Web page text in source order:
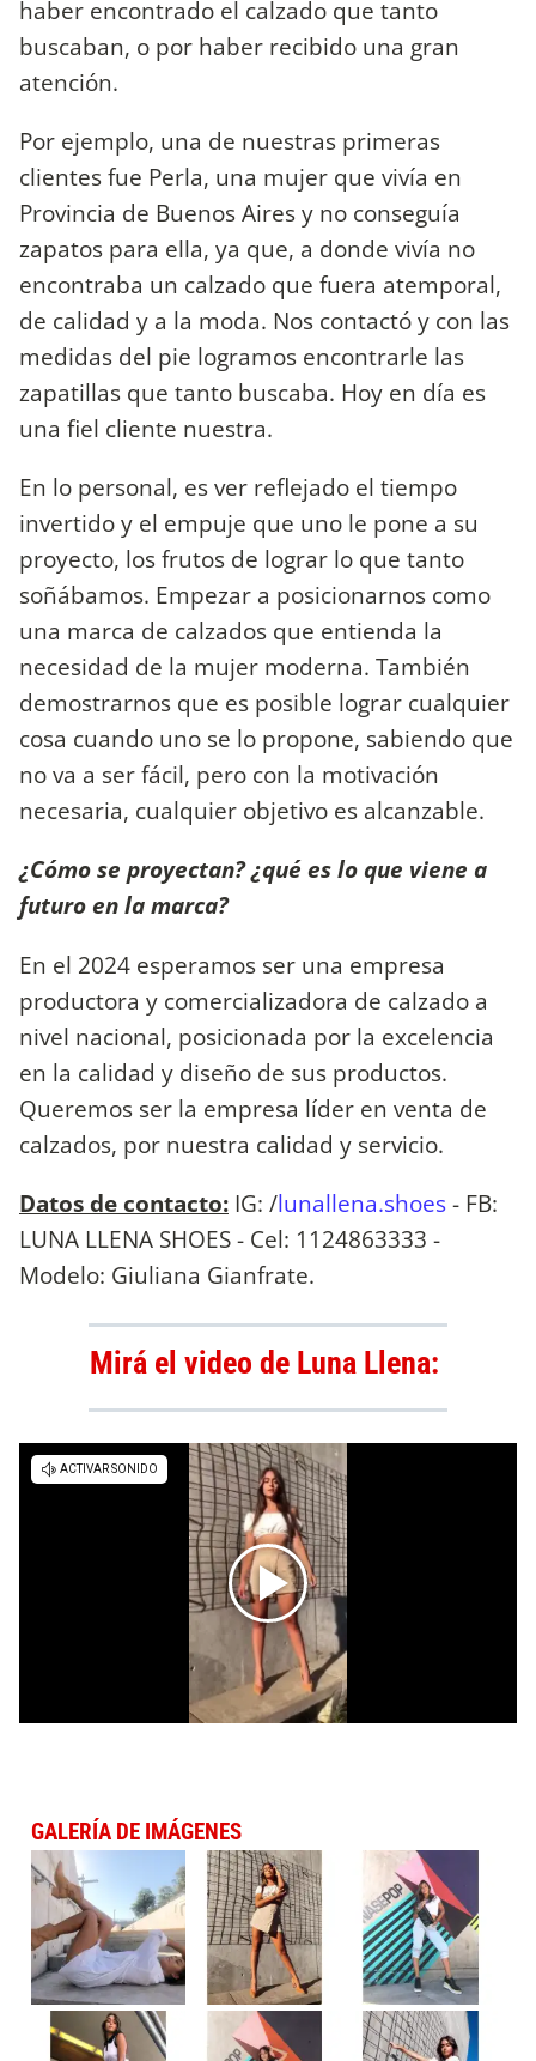
haber encontrado el calzado que tanto
buscaban, o por haber recibido una gran
atención.
Por ejemplo, una de nuestras primeras
clientes fue Perla, una mujer que vivía en
Provincia de Buenos Aires y no conseguía
zapatos para ella, ya que, a donde vivía no
encontraba un calzado que fuera atemporal,
de calidad y a la moda. Nos contactó y con las
medidas del pie logramos encontrarle las
zapatillas que tanto buscaba. Hoy en día es
una fiel cliente nuestra.
En lo personal, es ver reflejado el tiempo
invertido y el empuje que uno le pone a su
proyecto, los frutos de lograr lo que tanto
soñábamos. Empezar a posicionarnos como
una marca de calzados que entienda la
necesidad de la mujer moderna. También
demostrarnos que es posible lograr cualquier
cosa cuando uno se lo propone, sabiendo que
no va a ser fácil, pero con la motivación
necesaria, cualquier objetivo es alcanzable.
¿Cómo se proyectan? ¿qué es lo que viene a
futuro en la marca?
En el 2024 esperamos ser una empresa
productora y comercializadora de calzado a
nivel nacional, posicionada por la excelencia
en la calidad y diseño de sus productos.
Queremos ser la empresa líder en venta de
calzados, por nuestra calidad y servicio.
Datos de contacto: IG: /lunallena.shoes- FB:
LUNA LLENA SHOES - Cel: 1124863333 -
Modelo: Giuliana Gianfrate.
Mirá el video de Luna Llena:
GALERÍA DE IMÁGENES